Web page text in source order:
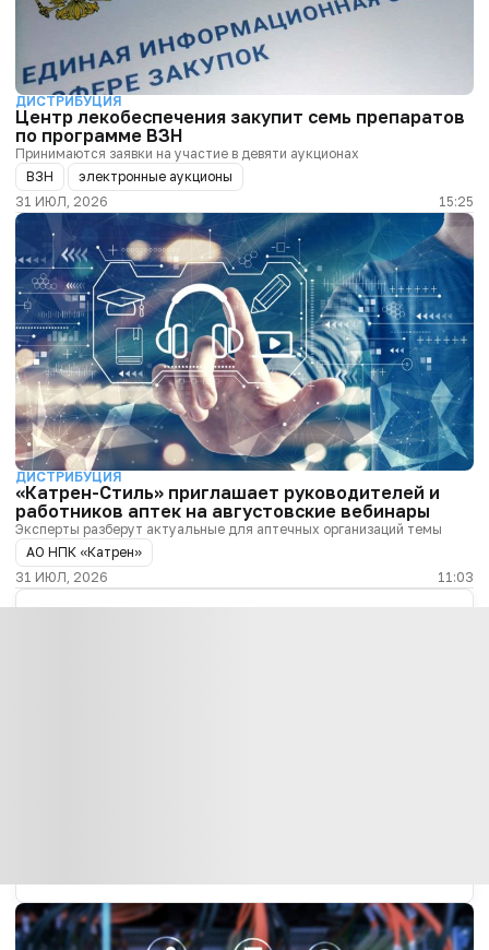
ДИСТРИБУЦИЯ
Центр лекобеспечения закупит семь препаратов
по программе ВЗН
Принимаются заявки на участие в девяти аукционах
ВЗН
электронные аукционы
31 ИЮЛ, 2026
15:25
ДИСТРИБУЦИЯ
«Катрен-Стиль» приглашает руководителей и
работников аптек на августовские вебинары
Эксперты разберут актуальные для аптечных организаций темы
АО НПК «Катрен»
31 ИЮЛ, 2026
11:03